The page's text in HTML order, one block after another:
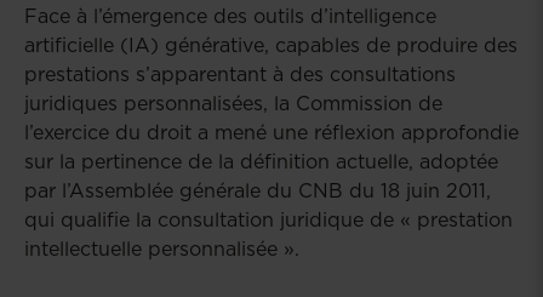
Face à l’émergence des outils d’intelligence
artificielle (IA) générative, capables de produire des
prestations s’apparentant à des consultations
juridiques personnalisées, la Commission de
l’exercice du droit a mené une réflexion approfondie
sur la pertinence de la définition actuelle, adoptée
par l’Assemblée générale du CNB du 18 juin 2011,
qui qualifie la consultation juridique de « prestation
intellectuelle personnalisée ».